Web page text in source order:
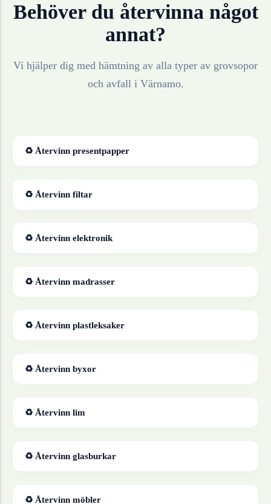
Behöver du återvinna något
annat?
Vi hjälper dig med hämtning av alla typer av grovsopor
och avfall i Värnamo.
♻ Återvinn presentpapper
♻ Återvinn filtar
♻ Återvinn elektronik
♻ Återvinn madrasser
♻ Återvinn plastleksaker
♻ Återvinn byxor
♻ Återvinn lim
♻ Återvinn glasburkar
♻ Återvinn möbler